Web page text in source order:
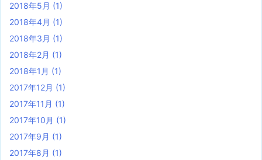
2018年5月 (1)
2018年4月 (1)
2018年3月 (1)
2018年2月 (1)
2018年1月 (1)
2017年12月 (1)
2017年11月 (1)
2017年10月 (1)
2017年9月 (1)
2017年8月 (1)